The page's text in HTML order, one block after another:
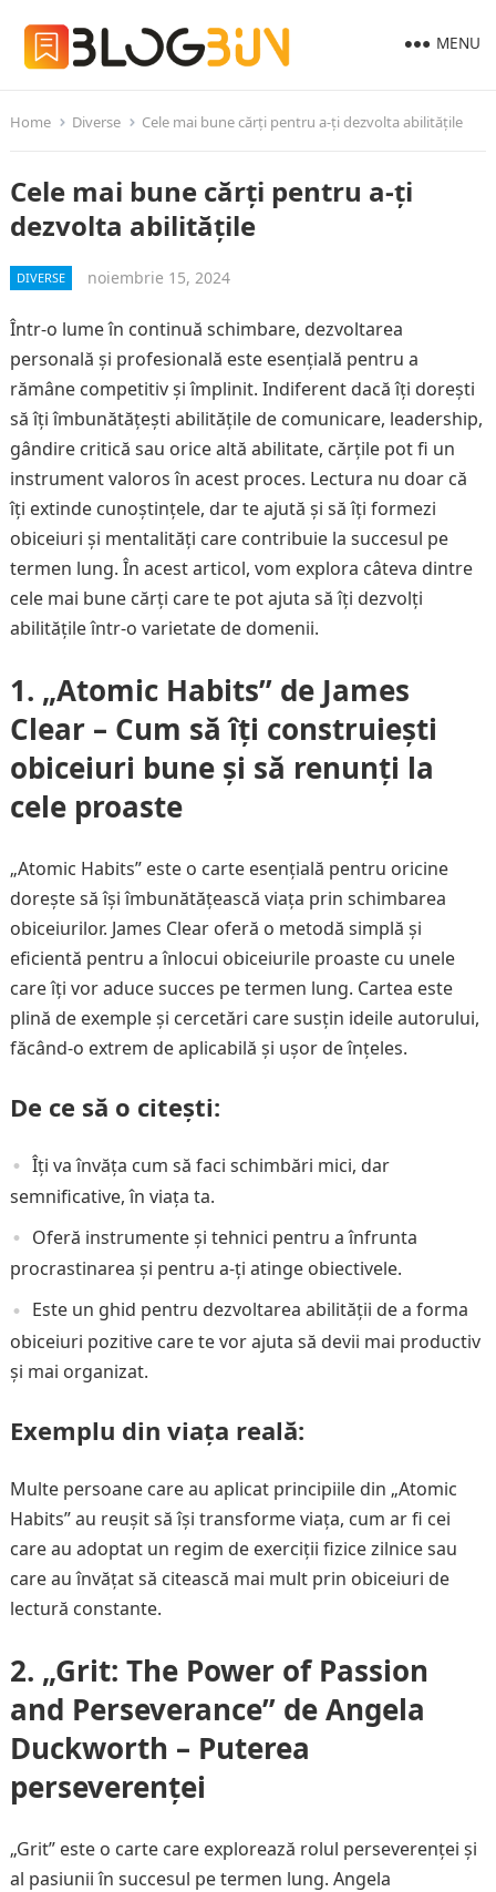
MENU
Home Diverse Cele mai bune cărți pentru a-ți dezvolta abilitățile
Cele mai bune cărți pentru a-ți
dezvolta abilitățile
DIVERSE noiembrie 15, 2024
Într-o lume în continuă schimbare, dezvoltarea
personală și profesională este esențială pentru a
rămâne competitiv și împlinit. Indiferent dacă îți dorești
să îți îmbunătățești abilitățile de comunicare, leadership,
gândire critică sau orice altă abilitate, cărțile pot fi un
instrument valoros în acest proces. Lectura nu doar că
îți extinde cunoștințele, dar te ajută și să îți formezi
obiceiuri și mentalități care contribuie la succesul pe
termen lung. În acest articol, vom explora câteva dintre
cele mai bune cărți care te pot ajuta să îți dezvolți
abilitățile într-o varietate de domenii.
1. „Atomic Habits” de James
Clear – Cum să îți construiești
obiceiuri bune și să renunți la
cele proaste
„Atomic Habits” este o carte esențială pentru oricine
dorește să își îmbunătățească viața prin schimbarea
obiceiurilor. James Clear oferă o metodă simplă și
eficientă pentru a înlocui obiceiurile proaste cu unele
care îți vor aduce succes pe termen lung. Cartea este
plină de exemple și cercetări care susțin ideile autorului,
făcând-o extrem de aplicabilă și ușor de înțeles.
De ce să o citești:
Îți va învăța cum să faci schimbări mici, dar
semnificative, în viața ta.
Oferă instrumente și tehnici pentru a înfrunta
procrastinarea și pentru a-ți atinge obiectivele.
Este un ghid pentru dezvoltarea abilității de a forma
obiceiuri pozitive care te vor ajuta să devii mai productiv
și mai organizat.
Exemplu din viața reală:
Multe persoane care au aplicat principiile din „Atomic
Habits” au reușit să își transforme viața, cum ar fi cei
care au adoptat un regim de exerciții fizice zilnice sau
care au învățat să citească mai mult prin obiceiuri de
lectură constante.
2. „Grit: The Power of Passion
and Perseverance” de Angela
Duckworth – Puterea
perseverenței
„Grit” este o carte care explorează rolul perseverenței și
al pasiunii în succesul pe termen lung. Angela